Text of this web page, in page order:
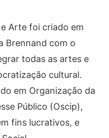
Arte foi criado em
Brennand com o
todas as artes e
cultural.
em Organização da
Público (Oscip),
fins lucrativos, e